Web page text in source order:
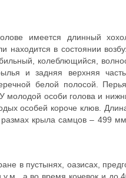
имеется длинный
находится в состоянии
колеблющийся,
и задняя верхняя
белой полосой.
особи голова и
особей короче клюв.
крыла самцов – 499
в пустынях, оазисах,